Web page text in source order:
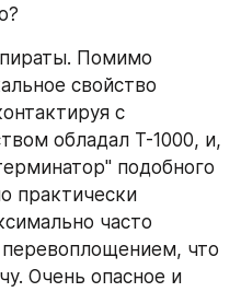
Помимо
свойство
с
обладал Т-1000, и,
подобного
практически
часто
что
Очень опасное и